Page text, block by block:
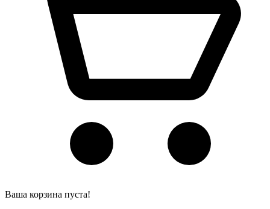
Ваша корзина пуста!